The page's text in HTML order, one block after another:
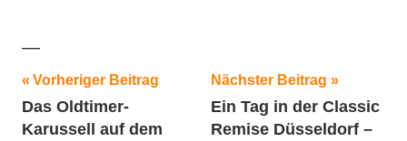
—
Schlagwörter:
2018 ,
Fahrzeugvorstellung,
Beitragsnavigation
Vorheriger Beitrag
Das Oldtimer-
Karussell auf dem
Nächster Beitrag
Ein Tag in der Classic
Remise Düsseldorf –